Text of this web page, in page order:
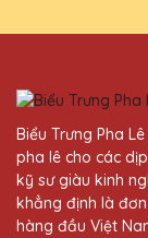
25/
Kỷ
đáo
Biểu Trưng Pha
pha lê cho các
kỹ sư giàu kinh
khẳng định là
hàng đầu Việt